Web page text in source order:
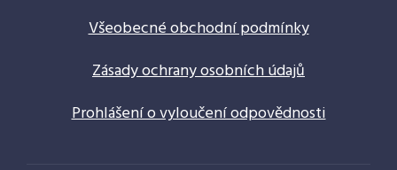
Všeobecné obchodní podmínky
Zásady ochrany osobních údajů
Prohlášení o vyloučení odpovědnosti